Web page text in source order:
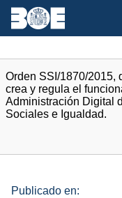
Orden SSI/1870/2015,
crea y regula el
Administración Digital
Sociales e Igualdad.
Publicado en: